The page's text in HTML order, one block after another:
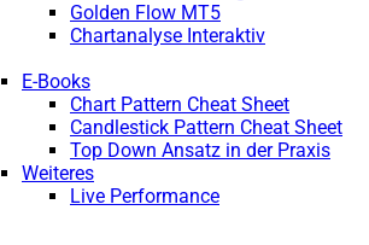
Golden Flow MT5
Chartanalyse Interaktiv
E-Books
Chart Pattern Cheat Sheet
Candlestick Pattern Cheat Sheet
Top Down Ansatz in der Praxis
Weiteres
Live Performance